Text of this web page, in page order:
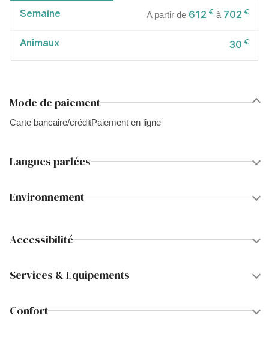
Semaine A partir de 612 € à 702 €
Animaux 30 €
Mode de paiement
Carte bancaire/créditPaiement en ligne
Langues parlées
Environnement
Accessibilité
Services & Equipements
Confort